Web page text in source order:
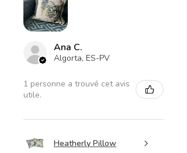
Ana C.
Algorta, ES-PV
1 personne a trouvé cet avis
utile.
Heatherly Pillow